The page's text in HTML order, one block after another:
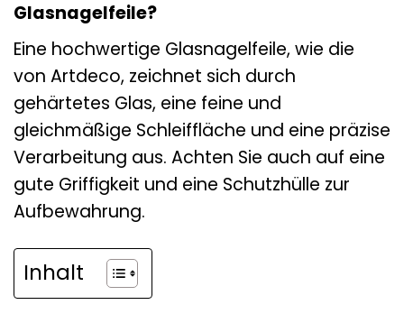
Glasnagelfeile?
Eine hochwertige Glasnagelfeile, wie die
von Artdeco, zeichnet sich durch
gehärtetes Glas, eine feine und
gleichmäßige Schleiffläche und eine präzise
Verarbeitung aus. Achten Sie auch auf eine
gute Griffigkeit und eine Schutzhülle zur
Aufbewahrung.
Inhalt